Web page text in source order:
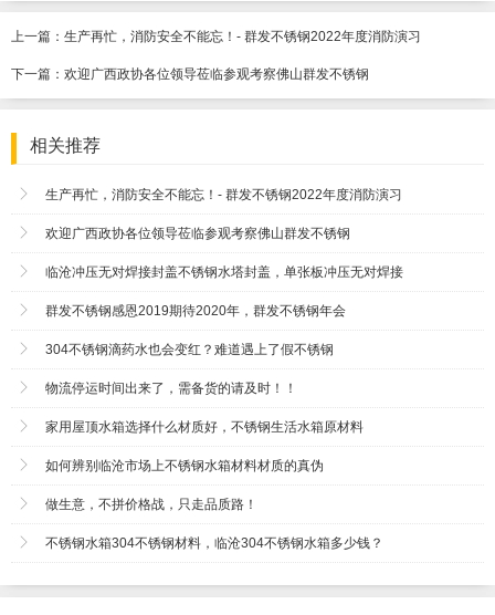
上一篇：生产再忙，消防安全不能忘！- 群发不锈钢2022年度消防演习
下一篇：欢迎广西政协各位领导莅临参观考察佛山群发不锈钢
相关推荐
生产再忙，消防安全不能忘！- 群发不锈钢2022年度消防演习
欢迎广西政协各位领导莅临参观考察佛山群发不锈钢
临沧冲压无对焊接封盖不锈钢水塔封盖，单张板冲压无对焊接
群发不锈钢感恩2019期待2020年，群发不锈钢年会
304不锈钢滴药水也会变红？难道遇上了假不锈钢
物流停运时间出来了，需备货的请及时！！
家用屋顶水箱选择什么材质好，不锈钢生活水箱原材料
如何辨别临沧市场上不锈钢水箱材料材质的真伪
做生意，不拼价格战，只走品质路！
不锈钢水箱304不锈钢材料，临沧304不锈钢水箱多少钱？